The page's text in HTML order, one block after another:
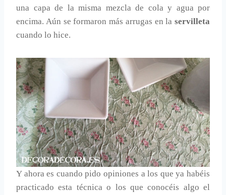
una capa de la misma mezcla de cola y agua por
encima. Aún se formaron más arrugas en la servilleta
cuando lo hice.
Y ahora es cuando pido opiniones a los que ya habéis
practicado esta técnica o los que conocéis algo el